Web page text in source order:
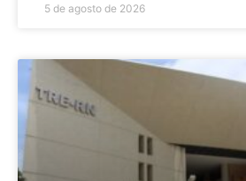
5 de agosto de 2026